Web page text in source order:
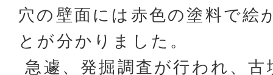
穴の壁面には赤色の塗料で絵
とが分かりました。
急遽、発掘調査が行われ、